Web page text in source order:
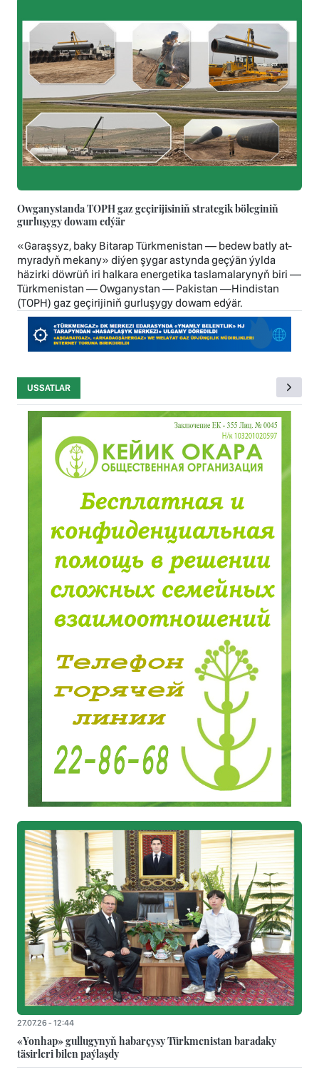
Owganystanda TOPH gaz geçirijisiniň strategik böleginiň
gurluşygy dowam edýär
«Garaşsyz, baky Bitarap Türkmenistan — bedew batly at-
myradyň mekany» diýen şygar astynda geçýän ýylda
häzirki döwrüň iri halkara energetika taslamalarynyň biri —
Türkmenistan — Owganystan — Pakistan —Hindistan
(TOPH) gaz geçirijiniň gurluşygy dowam edýär.
USSATLAR
27.07.26 - 12:44
«Yonhap» gullugynyň habarçysy Türkmenistan baradaky
täsirleri bilen paýlaşdy